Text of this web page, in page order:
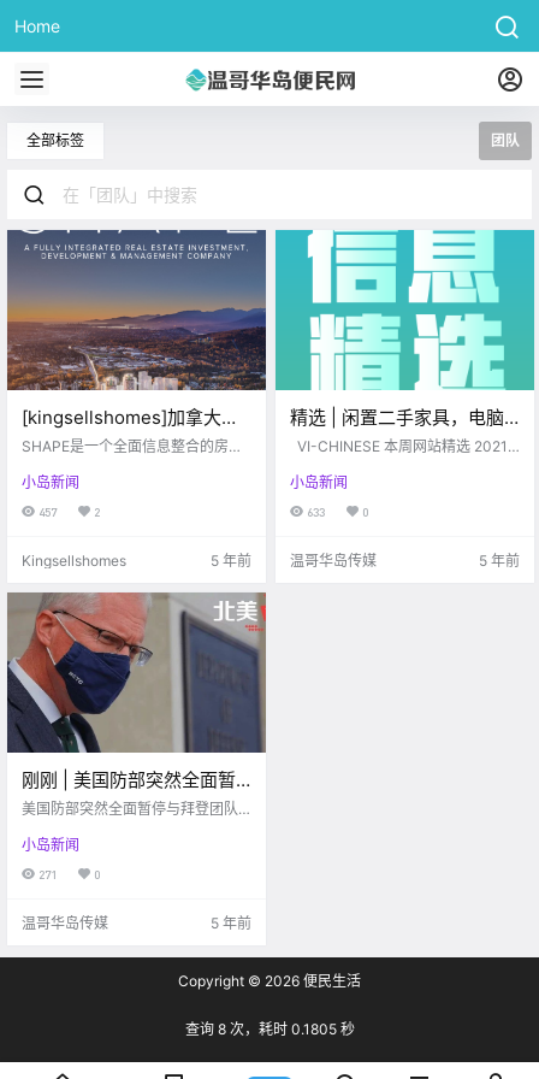
Home
全部标签 团队
[kingsellshomes]加拿大西
海岸Shape Development:
境！
SHAPE是一个全面信息整合的房地
产投资，开发和管理的公司，领导
着北美一些最大且最令人兴奋的项
70万平方英尺的商业空.
小岛新闻
457 2
Kingsellshomes 5 年前
精选 | 闲置二手家具，电脑
相关产品，二手书；Uvic附
DT寿司店招人啦~
e.com 闲置篇 # 出电脑相关闲置
【闲置】出新的电脑相关闲置啦！
小岛新闻
633 0
温哥华岛传媒 5 年前
刚刚 | 美国防部突然全面暂
停与拜登团队过渡工作
美国防部突然全面暂停与拜登团队
小岛新闻
271 0
温哥华岛传媒 5 年前
Copyright © 2026 便民生活
查询 8 次，耗时 0.1805 秒